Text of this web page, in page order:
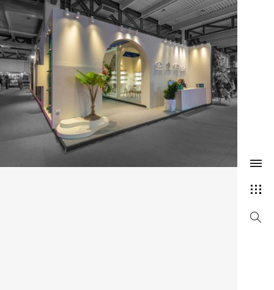
SEARCH AND PRESS ENTER
luxury, سال 1401, غرفه متوسط, نمایشگاه چرم, چراغ ریلی
غرفه شرکت چرم پارس